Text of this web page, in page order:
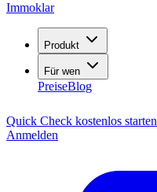
Immoklar
Produkt
Für wen
PreiseBlog
Quick Check kostenlos starten
Anmelden